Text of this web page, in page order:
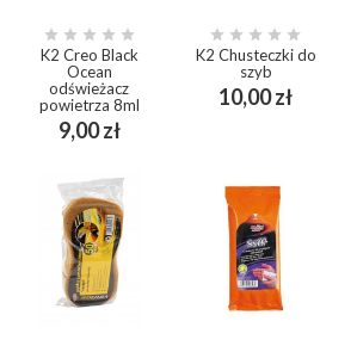
    
K2 Creo Black
Ocean
odświeżacz
powietrza 8ml
9,00 złCena
    
K2 Chusteczki do
szyb
10,00 złCena